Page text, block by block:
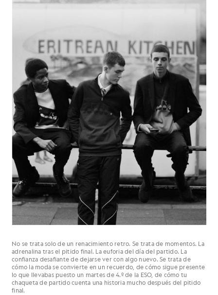
No se trata solo de un renacimiento retro. Se trata de momentos. La
adrenalina tras el pitido final. La euforia del día del partido. La
confianza desafiante de dejarse ver con algo nuevo. Se trata de
cómo la moda se convierte en un recuerdo, de cómo sigue presente
lo que llevabas puesto un martes de 4.º de la ESO, de cómo tu
chaqueta de partido cuenta una historia mucho después del pitido
final.